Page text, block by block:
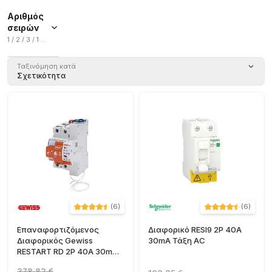
Αριθμός
σειρών
1 / 2 / 3 / 1 οριζόντιες / 1 οριζόντιο
2 (19)
οριζόντιες
οριζόντιο
Ταξινόμηση κατά
Σχετικότητα
(6)
Επαναφορτιζόμενος
Διαφορικός Gewiss
RESTART RD 2P 40A 30mA
(6)
Διαφορικό RESI9 2P 40A
30mA Τάξη AC